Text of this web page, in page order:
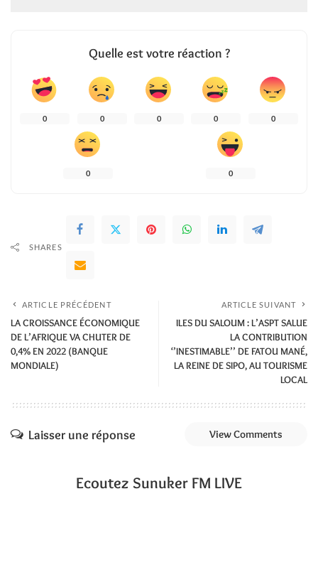
Quelle est votre réaction ?
0 0 0 0 0
0 0
SHARES
ARTICLE PRÉCÉDENT
LA CROISSANCE ÉCONOMIQUE
DE L’AFRIQUE VA CHUTER DE
0,4% EN 2022 (BANQUE
MONDIALE)
ARTICLE SUIVANT
ILES DU SALOUM : L’ASPT SALUE
LA CONTRIBUTION
‘’INESTIMABLE’’ DE FATOU MANÉ,
LA REINE DE SIPO, AU TOURISME
LOCAL
Laisser une réponse View Comments
Ecoutez Sunuker FM LIVE